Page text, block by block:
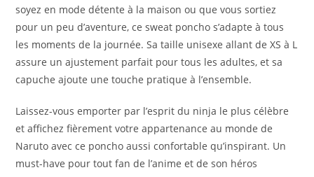
soyez en mode détente à la maison ou que vous sortiez
pour un peu d’aventure, ce sweat poncho s’adapte à tous
les moments de la journée. Sa taille unisexe allant de XS à L
assure un ajustement parfait pour tous les adultes, et sa
capuche ajoute une touche pratique à l’ensemble.
Laissez-vous emporter par l’esprit du ninja le plus célèbre
et affichez fièrement votre appartenance au monde de
Naruto avec ce poncho aussi confortable qu’inspirant. Un
must-have pour tout fan de l’anime et de son héros